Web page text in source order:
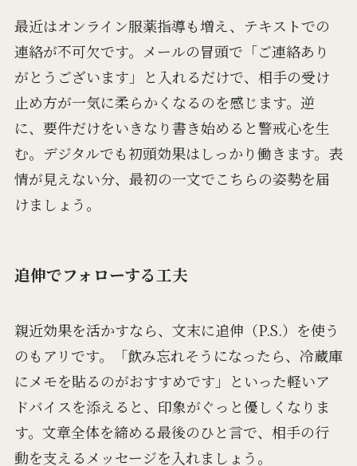
最近はオンライン服薬指導も増え、テキストでの
連絡が不可欠です。メールの冒頭で「ご連絡あり
がとうございます」と入れるだけで、相手の受け
止め方が一気に柔らかくなるのを感じます。逆
に、要件だけをいきなり書き始めると警戒心を生
む。デジタルでも初頭効果はしっかり働きます。表
情が見えない分、最初の一文でこちらの姿勢を届
けましょう。
追伸でフォローする工夫
親近効果を活かすなら、文末に追伸（P.S.）を使う
のもアリです。「飲み忘れそうになったら、冷蔵庫
にメモを貼るのがおすすめです」といった軽いア
ドバイスを添えると、印象がぐっと優しくなりま
す。文章全体を締める最後のひと言で、相手の行
動を支えるメッセージを入れましょう。